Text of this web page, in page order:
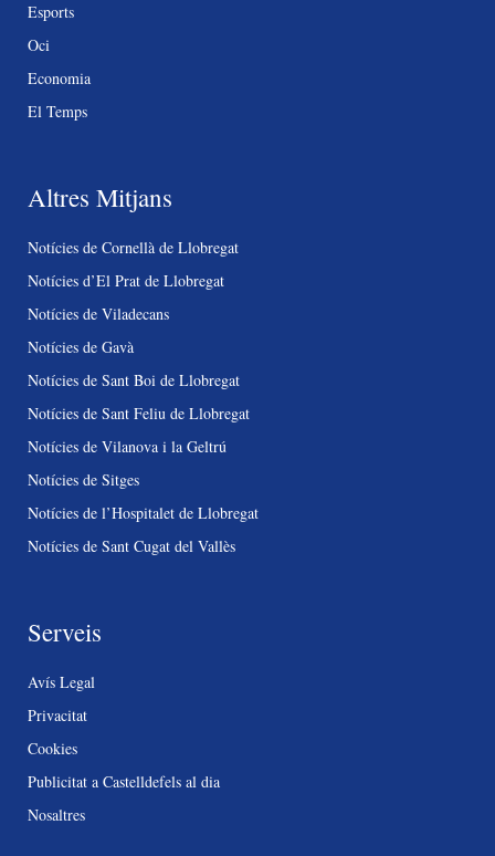
Esports
Oci
Economia
El Temps
Altres Mitjans
Notícies de Cornellà de Llobregat
Notícies d’El Prat de Llobregat
Notícies de Viladecans
Notícies de Gavà
Notícies de Sant Boi de Llobregat
Notícies de Sant Feliu de Llobregat
Notícies de Vilanova i la Geltrú
Notícies de Sitges
Notícies de l’Hospitalet de Llobregat
Notícies de Sant Cugat del Vallès
Serveis
Avís Legal
Privacitat
Cookies
Publicitat a Castelldefels al dia
Nosaltres